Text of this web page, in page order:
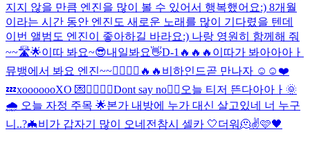
지지 않을 만큼 엔진을 많이 볼 수 있어서 행복했어요:) 8개월
이라는 시간 동안 엔진도 새로운 노래를 많이 기다렸을 텐데
이번 앨범도 엔진이 좋아하길 바라요:) 나랑 영원히 함께해 줘
~~🛣🌟이따 봐요~😎내일봐요👋D-1🔥🔥🔥 이따가 봐아아아ㅏ
뮤뱅에서 봐요 엔진~~🙋‍♂️🙋‍♂️ 🔥🔥 비하인드곧 만나자 ☺️☺️❤️
💤xooooooXO 💌 🙅‍♂️🙆‍♂️Dont say no🙂‍↔️ 오늘 티저 뜬다아아ㅏ 🌞
🌧 오늘 자정 주목 🌟본가 내방에 누가 대신 살고있네 너 누구
니..?🦇비가 갑자기 많이 오네 전참시 셀카 🤍더워🫠✌️🩷🖤